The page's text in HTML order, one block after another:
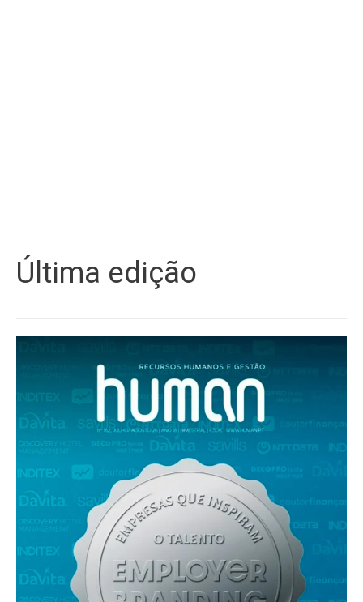
Última edição